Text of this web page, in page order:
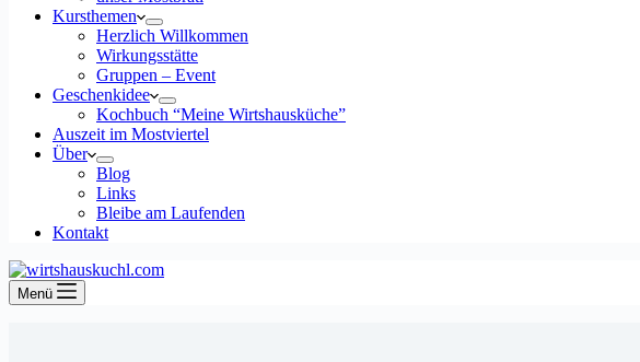
Kursthemen
Herzlich Willkommen
Wirkungsstätte
Gruppen – Event
Geschenkidee
Kochbuch “Meine Wirtshausküche”
Auszeit im Mostviertel
Über
Blog
Links
Bleibe am Laufenden
Kontakt
Menü